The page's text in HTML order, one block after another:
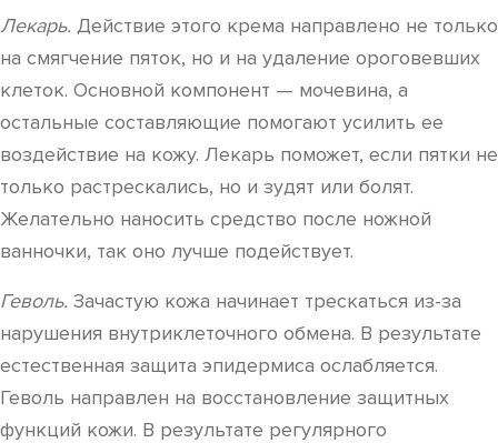
Лекарь. Действие этого крема направлено не только
на смягчение пяток, но и на удаление ороговевших
клеток. Основной компонент — мочевина, а
остальные составляющие помогают усилить ее
воздействие на кожу. Лекарь поможет, если пятки не
только растрескались, но и зудят или болят.
Желательно наносить средство после ножной
ванночки, так оно лучше подействует.
Геволь. Зачастую кожа начинает трескаться из-за
нарушения внутриклеточного обмена. В результате
естественная защита эпидермиса ослабляется.
Геволь направлен на восстановление защитных
функций кожи. В результате регулярного